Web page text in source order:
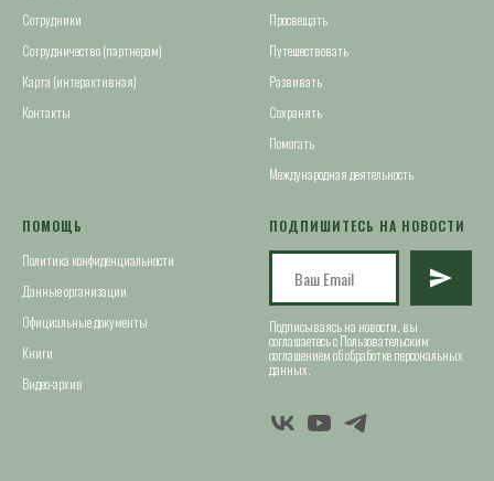
Сотрудники
Сотрудничество (партнерам)
Карта (интерактивная)
Контакты
Просвещать
Путешествовать
Развивать
Сохранять
Помогать
Международная деятельность
ПОМОЩЬ
Политика конфиденциальности
Данные организации
Официальные документы
Книги
Видео-архив
ПОДПИШИТЕСЬ НА НОВОСТИ
Подписываясь на новости, вы
соглашаетесь с Пользовательским
соглашением об обработке персональных
данных.